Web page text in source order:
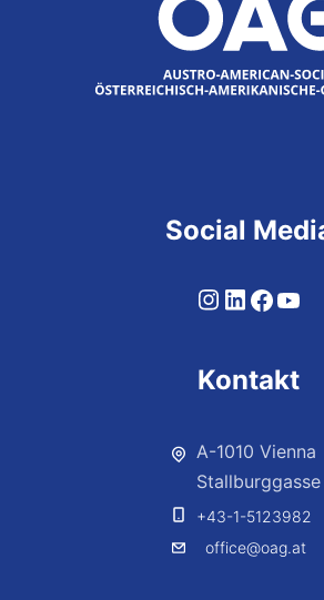
Social
Kontakt
A-1010 Vienna
+43-1-5123982
office@oag.at